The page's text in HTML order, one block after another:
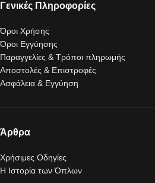
Γενικές Πληροφορίες
Όροι Χρήσης
Όροι Εγγύησης
Παραγγελίες & Τρόποι πληρωμής
Αποστολές & Επιστροφές
Ασφάλεια & Εγγύηση
Άρθρα
Χρήσιμες Οδηγίες
Η Ιστορία των Όπλων